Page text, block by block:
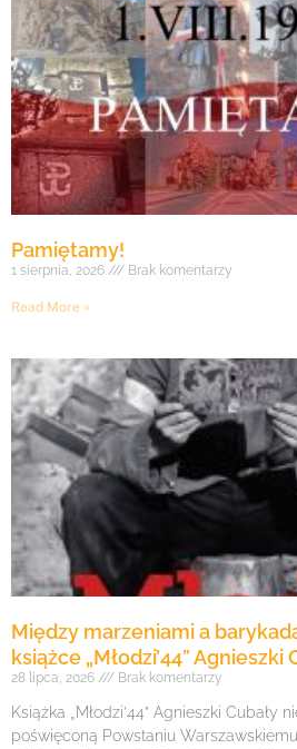
Pamiętamy!
1 sierpnia, 2026 Brak komentarzy
Read More »
Między marzeniami a
książce „Młodzi’44” Agnieszki
28 lipca, 2026 Brak komentarzy
Książka „Młodzi’44” Agnieszki Cubały
poświęconą Powstaniu